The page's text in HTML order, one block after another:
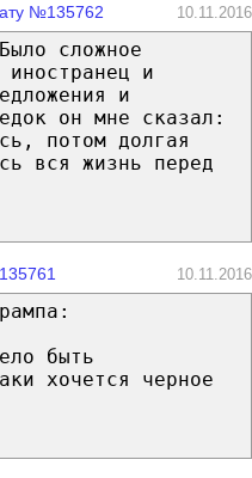
№135762 10.11.2016
сложное
и
и
он мне сказал:
потом долгая
вся жизнь перед
10.11.2016
быть
хочется черное